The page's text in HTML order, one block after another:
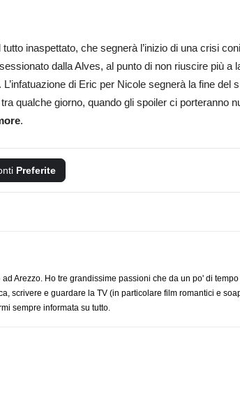
tutto inaspettato, che segnerà l’inizio di una crisi
dalla Alves, al punto di non riuscire più a
di Eric per Nicole segnerà la fine del
qualche giorno, quando gli spoiler ci porteranno
.
Preferite
ad Arezzo. Ho tre grandissime passioni che da un po' di
scrivere e guardare la TV (in particolare film romantici e
sempre informata su tutto.